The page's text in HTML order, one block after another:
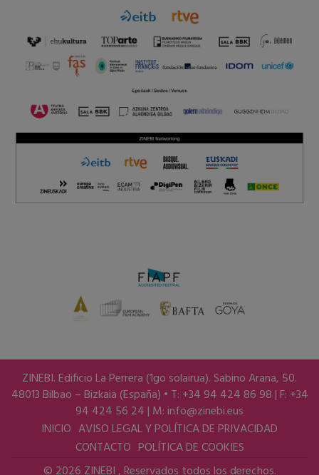
ZINEBI. Edificio La Perrera (1go solairua). Sabino Arana, 50.
48013 Bilbao – Bizkaia (España) • T: +34 94 424 86 98 | F: +34
94 424 56 24 | M:info@zinebi.eus
INICIO AVISO LEGAL Y POLÍTICA DE PRIVACIDAD
CONTACTO POLÍTICA DE COOKIES
© 2026 ZINEBI , Reservados todos los derechos.